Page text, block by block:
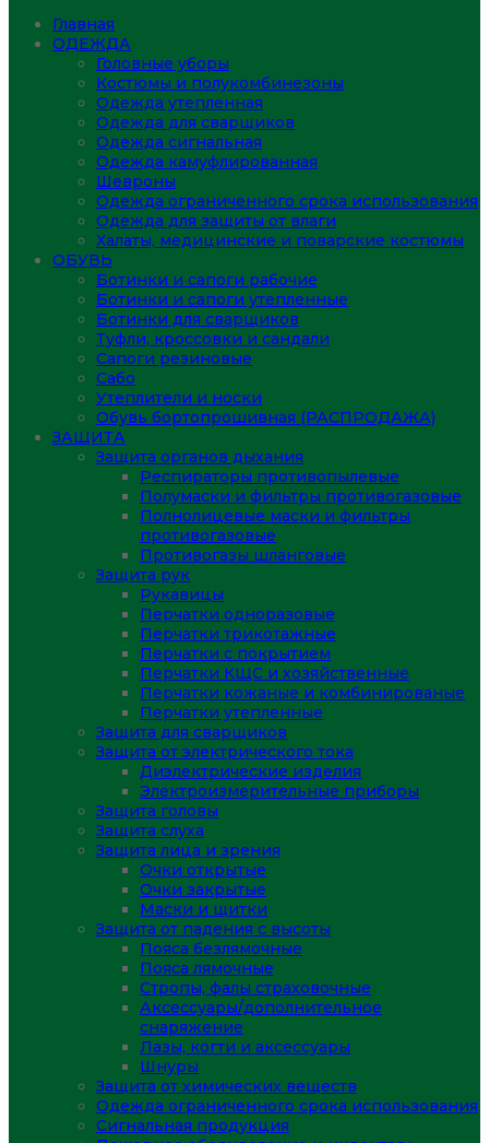
Главная
ОДЕЖДА
Головные уборы
Костюмы и полукомбинезоны
Одежда утепленная
Одежда для сварщиков
Одежда сигнальная
Одежда камуфлированная
Шевроны
Одежда ограниченного срока использования
Одежда для защиты от влаги
Халаты, медицинские и поварские костюмы
ОБУВЬ
Ботинки и сапоги рабочие
Ботинки и сапоги утепленные
Ботинки для сварщиков
Туфли, кроссовки и сандали
Сапоги резиновые
Сабо
Утеплители и носки
Обувь бортопрошивная (РАСПРОДАЖА)
ЗАЩИТА
Защита органов дыхания
Респираторы противопылевые
Полумаски и фильтры противогазовые
Полнолицевые маски и фильтры
противогазовые
Противогазы шланговые
Защита рук
Рукавицы
Перчатки одноразовые
Перчатки трикотажные
Перчатки с покрытием
Перчатки КЩС и хозяйственные
Перчатки кожаные и комбинированые
Перчатки утепленные
Защита для сварщиков
Защита от электрического тока
Диэлектрические изделия
Электроизмерительные приборы
Защита головы
Защита слуха
Защита лица и зрения
Очки открытые
Очки закрытые
Маски и щитки
Защита от падения с высоты
Пояса безлямочные
Пояса лямочные
Стропы, фалы страховочные
Аксессуары/дополнительное
снаряжение
Лазы, когти и аксессуары
Шнуры
Защита от химических веществ
Одежда ограниченного срока использования
Сигнальная продукция